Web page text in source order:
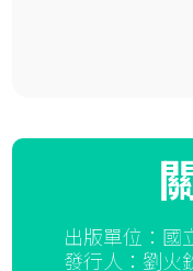
出版單位：國
發行人：劉火